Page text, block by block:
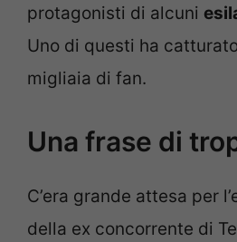
protagonisti di alcuni
Uno di questi ha
migliaia di fan.
Una frase di
C’era grande attesa per
della ex concorrente di